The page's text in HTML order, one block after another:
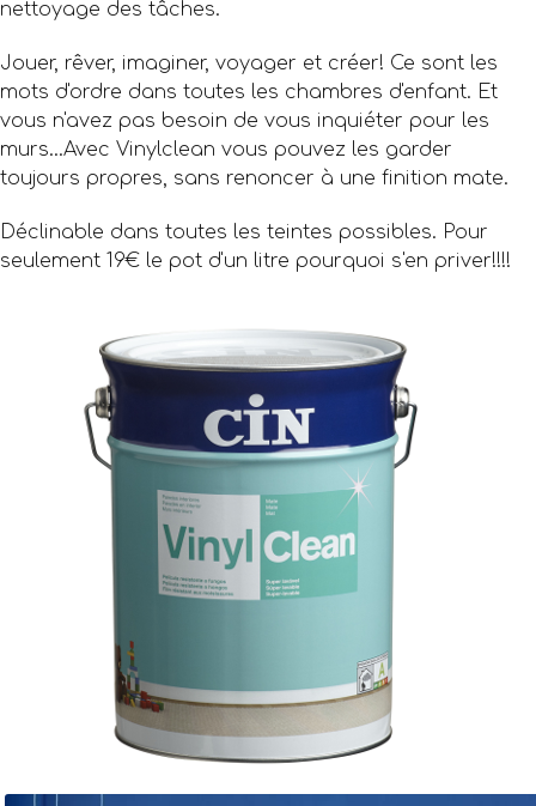
nettoyage des tâches.
Jouer, rêver, imaginer, voyager et créer! Ce sont les
mots d'ordre dans toutes les chambres d'enfant. Et
vous n'avez pas besoin de vous inquiéter pour les
murs...Avec Vinylclean vous pouvez les garder
toujours propres, sans renoncer à une finition mate.
Déclinable dans toutes les teintes possibles. Pour
seulement 19€ le pot d'un litre pourquoi s'en priver!!!!